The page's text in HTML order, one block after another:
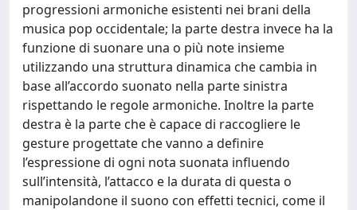
progressioni armoniche esistenti nei brani della
musica pop occidentale; la parte destra invece ha la
funzione di suonare una o più note insieme
utilizzando una struttura dinamica che cambia in
base all’accordo suonato nella parte sinistra
rispettando le regole armoniche. Inoltre la parte
destra è la parte che è capace di raccogliere le
gesture progettate che vanno a definire
l’espressione di ogni nota suonata influendo
sull’intensità, l’attacco e la durata di questa o
manipolandone il suono con effetti tecnici, come il